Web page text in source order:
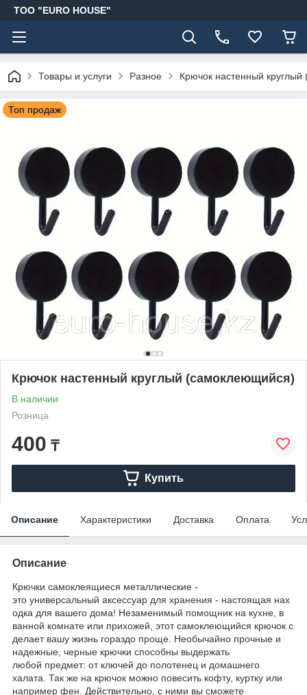
ТОО "EURO HOUSE"
Товары и услуги Разное Крючок настенный
Топ продаж
Крючок настенный круглый (самоклеющийся)
В наличии
Розница
400 ₸
Купить
Описание Характеристики Доставка Оплата
Описание
Крючки самоклеящиеся металлические -
это универсальный аксессуар для хранения - настоящая нах
одка для вашего дома! Незаменимый помощник на кухне, в
ванной комнате или прихожей, этот самоклеющийся крючок с
делает вашу жизнь гораздо проще. Необычайно прочные и
надежные, черные крючки способны выдержать
любой предмет: от ключей до полотенец и домашнего
халата. Так же на крючок можно повесить кофту, куртку или
например фен. Действительно, с ними вы сможете